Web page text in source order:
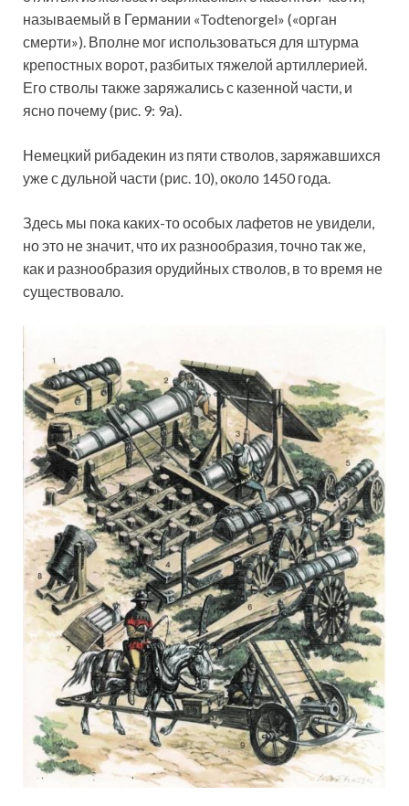
называемый в Германии «Todtenorgel» («орган
смерти»). Вполне мог использоваться для штурма
крепостных ворот, разбитых тяжелой артиллерией.
Его стволы также заряжались с казенной части, и
ясно почему (рис. 9: 9а).
Немецкий рибадекин из пяти стволов, заряжавшихся
уже с дульной части (рис. 10), около 1450 года.
Здесь мы пока каких-то особых лафетов не увидели,
но это не значит, что их разнообразия, точно так же,
как и разнообразия орудийных стволов, в то время не
существовало.